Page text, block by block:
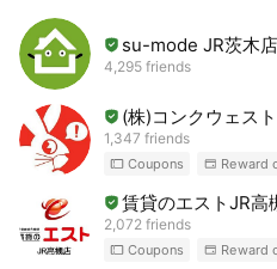
su-mode JR茨木店
4,295 friends
(株)コンクウェス
1,347 friends
Coupons Reward
賃貸のエストJR高
2,072 friends
Coupons Reward